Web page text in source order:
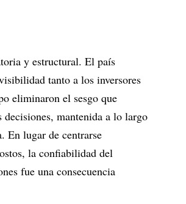
y estructural. El país
tanto a los inversores
eliminaron el sesgo que
mantenida a lo largo
En lugar de centrarse
la confiabilidad del
fue una consecuencia